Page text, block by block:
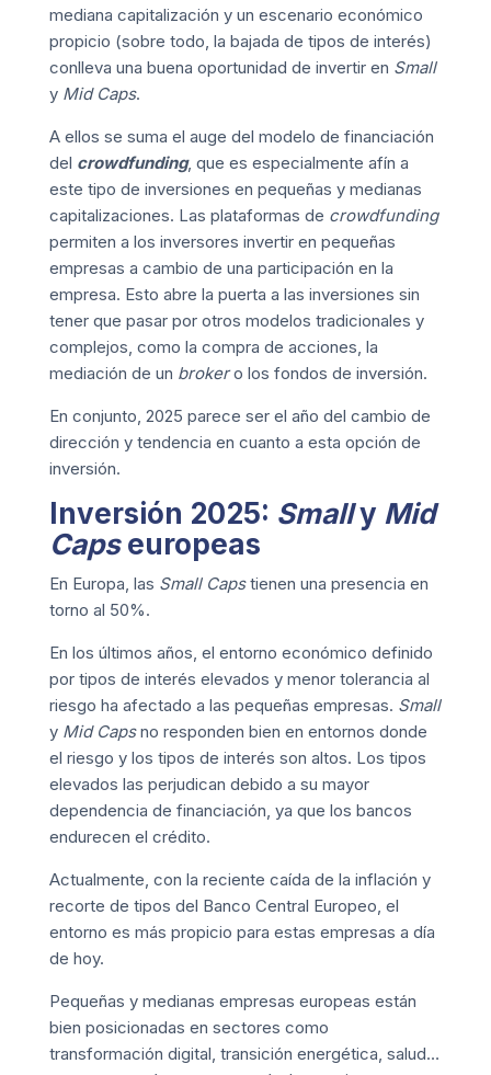
mediana capitalización y un escenario económico
propicio (sobre todo, la bajada de tipos de interés)
conlleva una buena oportunidad de invertir en Small
y Mid Caps.
A ellos se suma el auge del modelo de financiación
del crowdfunding, que es especialmente afín a
este tipo de inversiones en pequeñas y medianas
capitalizaciones. Las plataformas de crowdfunding
permiten a los inversores invertir en pequeñas
empresas a cambio de una participación en la
empresa. Esto abre la puerta a las inversiones sin
tener que pasar por otros modelos tradicionales y
complejos, como la compra de acciones, la
mediación de un brokero los fondos de inversión.
En conjunto, 2025 parece ser el año del cambio de
dirección y tendencia en cuanto a esta opción de
inversión.
Inversión 2025: Smally Mid
Capseuropeas
En Europa, las Small Capstienen una presencia en
torno al 50%.
En los últimos años, el entorno económico definido
por tipos de interés elevados y menor tolerancia al
riesgo ha afectado a las pequeñas empresas. Small
y Mid Capsno responden bien en entornos donde
el riesgo y los tipos de interés son altos. Los tipos
elevados las perjudican debido a su mayor
dependencia de financiación, ya que los bancos
endurecen el crédito.
Actualmente, con la reciente caída de la inflación y
recorte de tipos del Banco Central Europeo, el
entorno es más propicio para estas empresas a día
de hoy.
Pequeñas y medianas empresas europeas están
bien posicionadas en sectores como
transformación digital, transición energética, salud…